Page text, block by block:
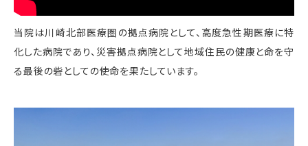
当院は川崎北部医療圏の拠点病院として、高度急性期医療に特
化した病院であり、災害拠点病院として地域住民の健康と命を守
る最後の砦としての使命を果たしています。